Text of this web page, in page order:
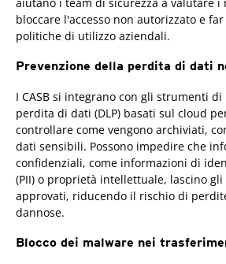
bloccare l'accesso non autorizzato e
politiche di utilizzo aziendali.
Prevenzione della perdita di dati
I CASB si integrano con gli strumenti
perdita di dati (DLP) basati sul cloud
controllare come vengono archiviati,
dati sensibili. Possono impedire che
confidenziali, come informazioni di
(PII) o proprietà intellettuale, lascino
approvati, riducendo il rischio di
dannose.
Blocco dei malware nei